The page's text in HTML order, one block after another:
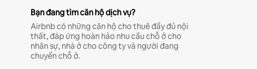
Bạn đang tìm căn hộ dịch vụ?
Airbnb có những căn hộ cho thuê đầy đủ nội
thất, đáp ứng hoàn hảo nhu cầu chỗ ở cho
nhân sự, nhà ở cho công ty và người đang
chuyển chỗ ở.